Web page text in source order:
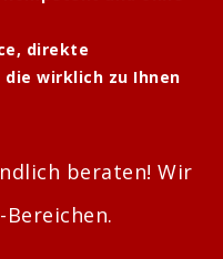
direkte
wirklich zu Ihnen
beraten! Wir